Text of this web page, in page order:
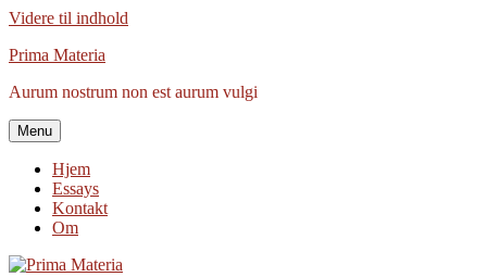
Videre til indhold
Prima Materia
Aurum nostrum non est aurum vulgi
Menu
Hjem
Essays
Kontakt
Om